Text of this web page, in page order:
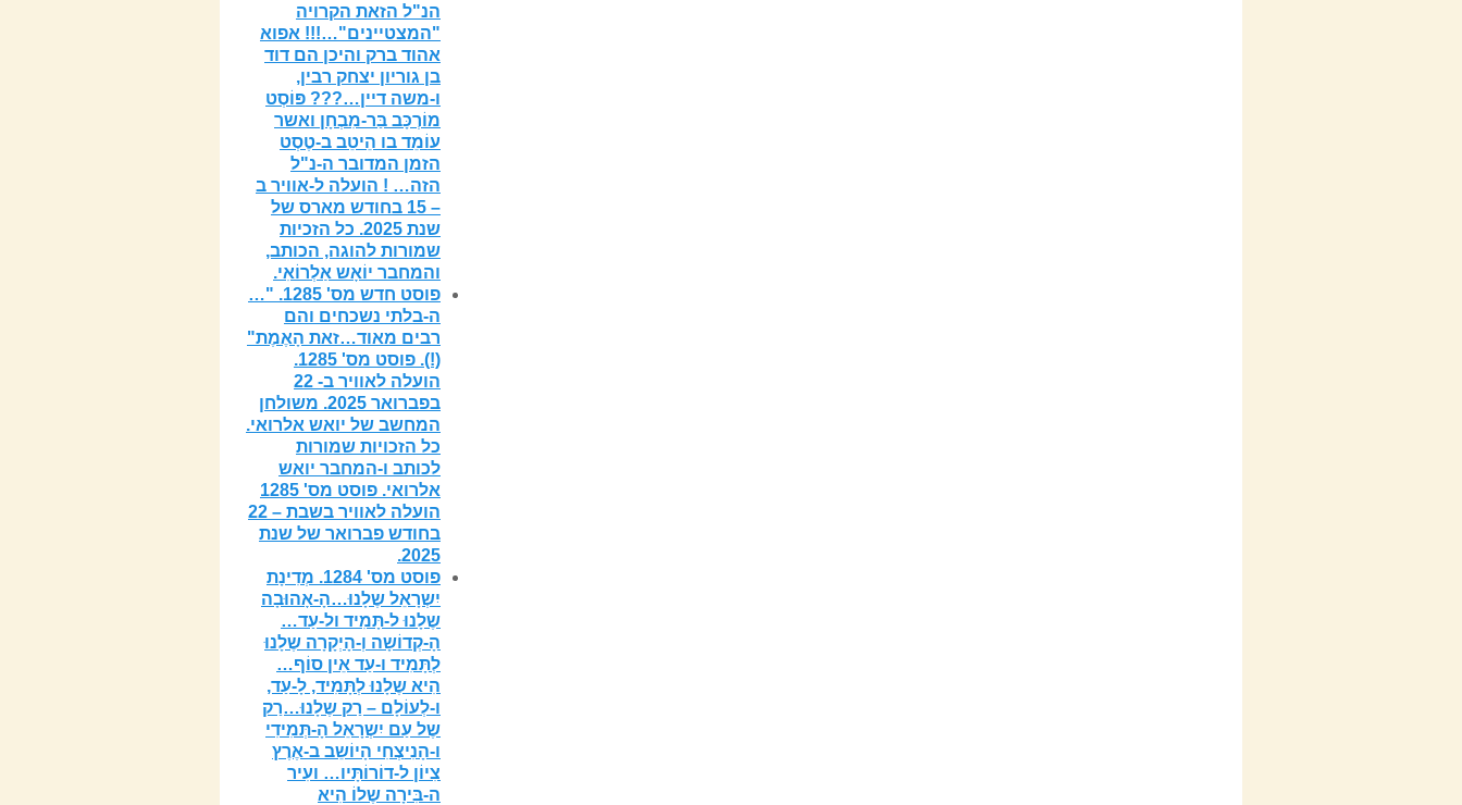
הנ"ל הזאת הקרויה
"המצטיינים"…!!! אפוא
אהוד ברק והיכן הם דוד
בן גוריון יצחק רבין,
ו-משה דיין…??? פּוֹסְט
מוֹרְכָּב בַּר-מִבְחָן ואשר
עוֹמֵד בו הֵיטֵב ב-טֶסְט
הזמן המדובר ה-נ"ל
הזה… ! הועלה ל-אוויר ב
– 15 בחודש מארס של
שנת 2025. כל הזכיות
שמורות להוגה, הכותב,
והמחבר יוֹאָש אַלְרוֹאִי.
פוסט חדש מס' 1285. "…
ה-בלתי נשכחים והם
רבים מאוד…זאת הָאֶמֶת"
(!). פוסט מס' 1285.
הועלה לאוויר ב- 22
בפברואר 2025. משולחן
המחשב של יואש אלרואי.
כל הזכויות שמורות
לכותב ו-המחבר יואש
אלרואי. פוסט מס' 1285
הועלה לאוויר בשבת – 22
בחודש פברואר של שנת
2025.
פוסט מס' 1284. מְדִינָת
יִשְרָאֵל שֶלָנוּ…הָ-אָהוּבָה
שֶלָנוּ ל-תָּמִיד ול-עַד…
הָ-קְדוֹשָה וְ-הָיְקָרָה שֶלָנוּ
לְתָּמִיד ו-עַד אֵין סוֹף…
הִיא שֶלָנוּ לְתָּמִיד, לָ-עַד,
ו-לְעוֹלָם – רַק שֶלָנוּ…רַק
שֶל עַם יִשְרָאֵל הָ-תְּמִידִי
ו-הָנִיצְחִי הָיוֹשֵב ב-אֶרֶץ
צִיוֹן ל-דוֹרוֹתָּיו… ועִיר
ה-בִּירָה שֶלוֹ הִיא